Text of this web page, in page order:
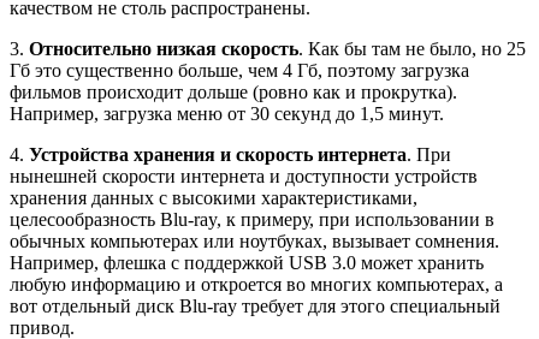
качеством не столь распространены.
3. Относительно низкая скорость. Как бы там не было, но 25
Гб это существенно больше, чем 4 Гб, поэтому загрузка
фильмов происходит дольше (ровно как и прокрутка).
Например, загрузка меню от 30 секунд до 1,5 минут.
4. Устройства хранения и скорость интернета. При
нынешней скорости интернета и доступности устройств
хранения данных с высокими характеристиками,
целесообразность Blu-ray, к примеру, при использовании в
обычных компьютерах или ноутбуках, вызывает сомнения.
Например, флешка с поддержкой USB 3.0 может хранить
любую информацию и откроется во многих компьютерах, а
вот отдельный диск Blu-ray требует для этого специальный
привод.